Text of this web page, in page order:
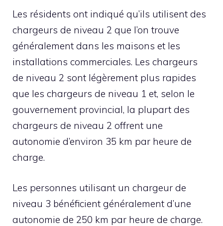
Les résidents ont indiqué qu’ils utilisent des
chargeurs de niveau 2 que l’on trouve
généralement dans les maisons et les
installations commerciales. Les chargeurs
de niveau 2 sont légèrement plus rapides
que les chargeurs de niveau 1 et, selon le
gouvernement provincial, la plupart des
chargeurs de niveau 2 offrent une
autonomie d’environ 35 km par heure de
charge.
Les personnes utilisant un chargeur de
niveau 3 bénéficient généralement d’une
autonomie de 250 km par heure de charge.